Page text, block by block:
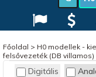
Főoldal > H0 modellek -
felsővezeték (DB villamos)
Digitális